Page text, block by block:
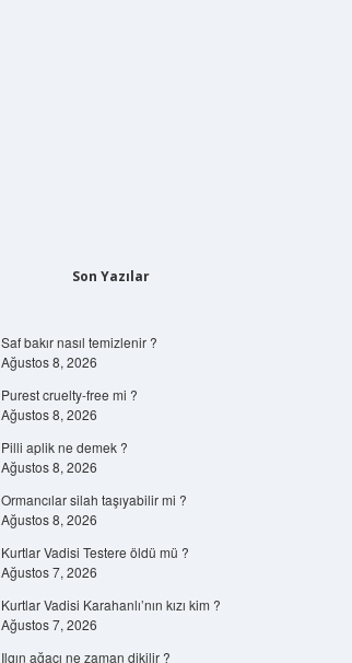
Son Yazılar
Saf bakır nasıl temizlenir ?
Ağustos 8, 2026
Purest cruelty-free mi ?
Ağustos 8, 2026
Pilli aplik ne demek ?
Ağustos 8, 2026
Ormancılar silah taşıyabilir mi ?
Ağustos 8, 2026
Kurtlar Vadisi Testere öldü mü ?
Ağustos 7, 2026
Kurtlar Vadisi Karahanlı’nın kızı kim ?
Ağustos 7, 2026
Ilgın ağacı ne zaman dikilir ?